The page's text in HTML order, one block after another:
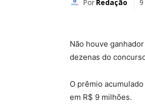
Por Redação
Não houve
dezenas do
O prêmio
em R$ 9 milhões.